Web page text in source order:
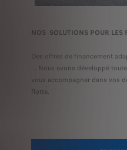
NOS SOLUTIONS POUR LES
Des offres de financement
... Nous avons développé
vous accompagner dans vos
flotte.